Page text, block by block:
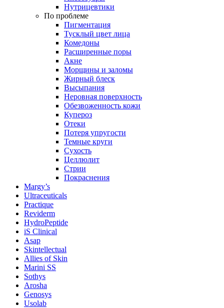
Нутрицевтики
По проблеме
Пигментация
Тусклый цвет лица
Комедоны
Расширенные поры
Акне
Морщины и заломы
Жирный блеск
Высыпания
Неровная поверхность
Обезвоженность кожи
Купероз
Отеки
Потеря упругости
Темные круги
Сухость
Целлюлит
Стрии
Покраснения
Margy’s
Ultraceuticals
Practique
Reviderm
HydroPeptide
iS Clinical
Asap
Skintellectual
Allies of Skin
Marini SS
Sothys
Arosha
Genosys
Usolab